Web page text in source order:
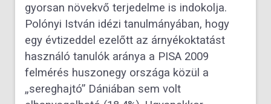
gyorsan növekvő terjedelme is indokolja.
Polónyi István idézi tanulmányában, hogy
egy évtizeddel ezelőtt az árnyékoktatást
használó tanulók aránya a PISA 2009
felmérés huszonegy országa közül a
„sereghajtó” Dániában sem volt